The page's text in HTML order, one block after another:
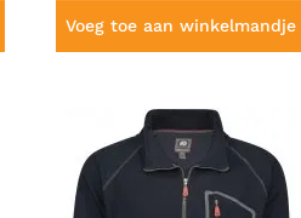
Voeg toe aan winkelmandje